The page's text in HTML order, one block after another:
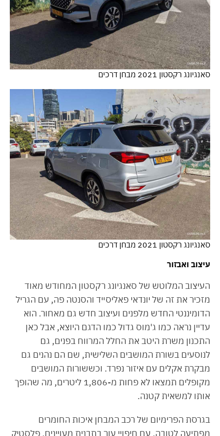
סאנגיונג רקסטון 2021 מבחן דרכים
סאנגיונג רקסטון 2021 מבחן דרכים
עיצוב ואבזור
העיצוב המלוטש של סאנגיונג רקסטון המחודש מאוד
מזכיר את זה של יונדאי פאליסייד והסנטה פה, עם הגריל
הדומיננטי החדש מלפנים ועיצוב חדש גם מאחור. הוא
עדיין נראה כמו ג'מוס גדול כמו הדגם היוצא, אבל כאן
התכנון משרת היטב את החלל המרווח בפנים, גם
לנוסעים בשורת המושבים השלישית, שם הם נהנים גם
מבקרת אקלים עם איזור נפרד. וכששורות המושבים
מקופלים תמצאו לא פחות מ-1,806 ליטרים, מה שהופך
אותו למשאית קטנה.
בגרסת הפרימיום של רכב המבחן איכות החומרים
מפתיעה לטובה, עם חיפויי עור בתבנית מעויינים, פלסטיק